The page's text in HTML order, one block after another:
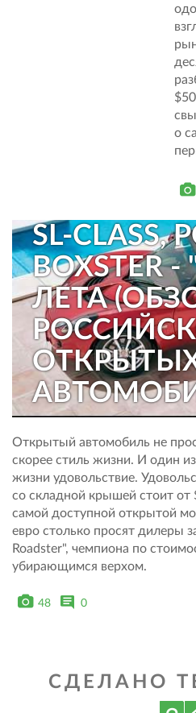
о
PEUGEOT
AUDI TT,
SERIES,
A4, BMW 3
JAGUAR
CLASS,
SL-CLASS,
BOXSTER
ЛЕТА
Открытый автомобиль не
скорее стиль жизни. И один
жизни удовольствие.
со складной крышей стоит от
самой доступной открытой
евро столько просят дилеры
Roadster", чемпиона по
убирающимся верхом.
48 0
СДЕЛАНО